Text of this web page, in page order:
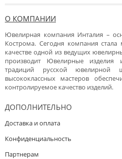
О КОМПАНИИ
Ювелирная компания Инталия –
Кострома. Сегодня компания
качестве одной из ведущих
производит Ювелирные изделия
традиций русской ювелирной
высококлассных мастеров
контролируемое качество изделий.
ДОПОЛНИТЕЛЬНО
Доставка и оплата
Конфиденциальность
Партнерам